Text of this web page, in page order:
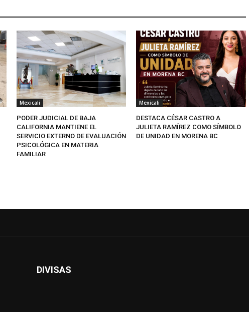
Mexicali
PODER JUDICIAL DE BAJA
CALIFORNIA MANTIENE EL
SERVICIO EXTERNO DE EVALUACIÓN
PSICOLÓGICA EN MATERIA
FAMILIAR
Mexicali
DESTACA CÉSAR CASTRO A
JULIETA RAMÍREZ COMO SÍMBOLO
DE UNIDAD EN MORENA BC
DIVISAS